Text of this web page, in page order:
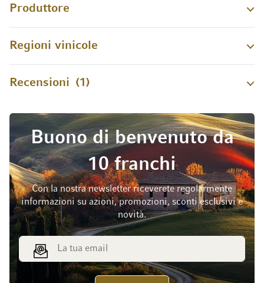
Produttore
Regioni vinicole
Recensioni 1
Buono di benvenuto da
10 franchi
Con la nostra newsletter riceverete regolarmente
informazioni su azioni, promozioni, sconti esclusivi e
novità.
Indirizzo email